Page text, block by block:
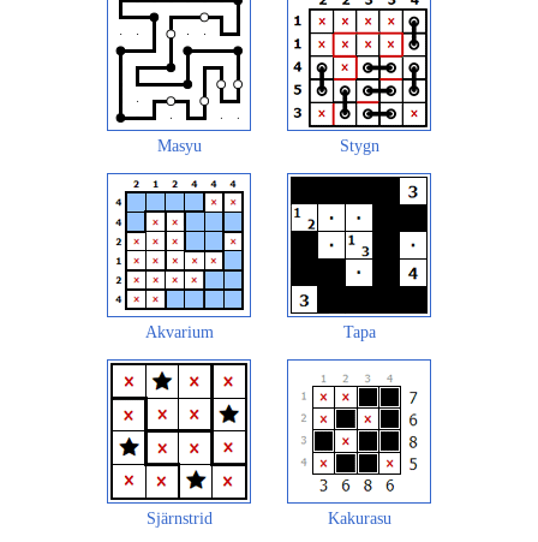
Masyu Stygn
Akvarium Tapa
Sjärnstrid Kakurasu